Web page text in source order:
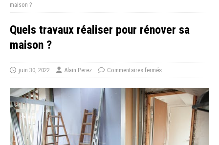
maison ?
Quels travaux réaliser pour rénover sa
maison ?
juin 30, 2022 Alain Perez Commentaires fermés